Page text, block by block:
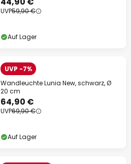
UVP59,90 €
Auf Lager
UVP -7%
Wandleuchte Lunia New, schwarz, Ø
20 cm
64,90 €
UVP69,90 €
Auf Lager